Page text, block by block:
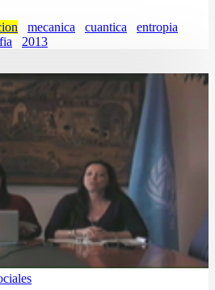
mecanica cuantica
entropia
2013